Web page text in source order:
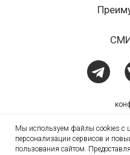
Мы используем файлы cookies с
персонализации сервисов и
пользования сайтом.
Орлан –